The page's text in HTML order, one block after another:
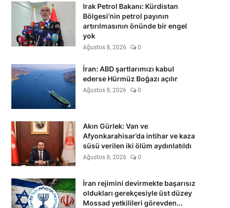
Irak Petrol Bakanı: Kürdistan
Bölgesi’nin petrol payının
artırılmasının önünde bir engel
yok
Ağustos 8, 2026 0
İran: ABD şartlarımızı kabul
ederse Hürmüz Boğazı açılır
Ağustos 8, 2026 0
Akın Gürlek: Van ve
Afyonkarahisar’da intihar ve kaza
süsü verilen iki ölüm aydınlatıldı
Ağustos 8, 2026 0
İran rejimini devirmekte başarısız
oldukları gerekçesiyle üst düzey
Mossad yetkilileri görevden...